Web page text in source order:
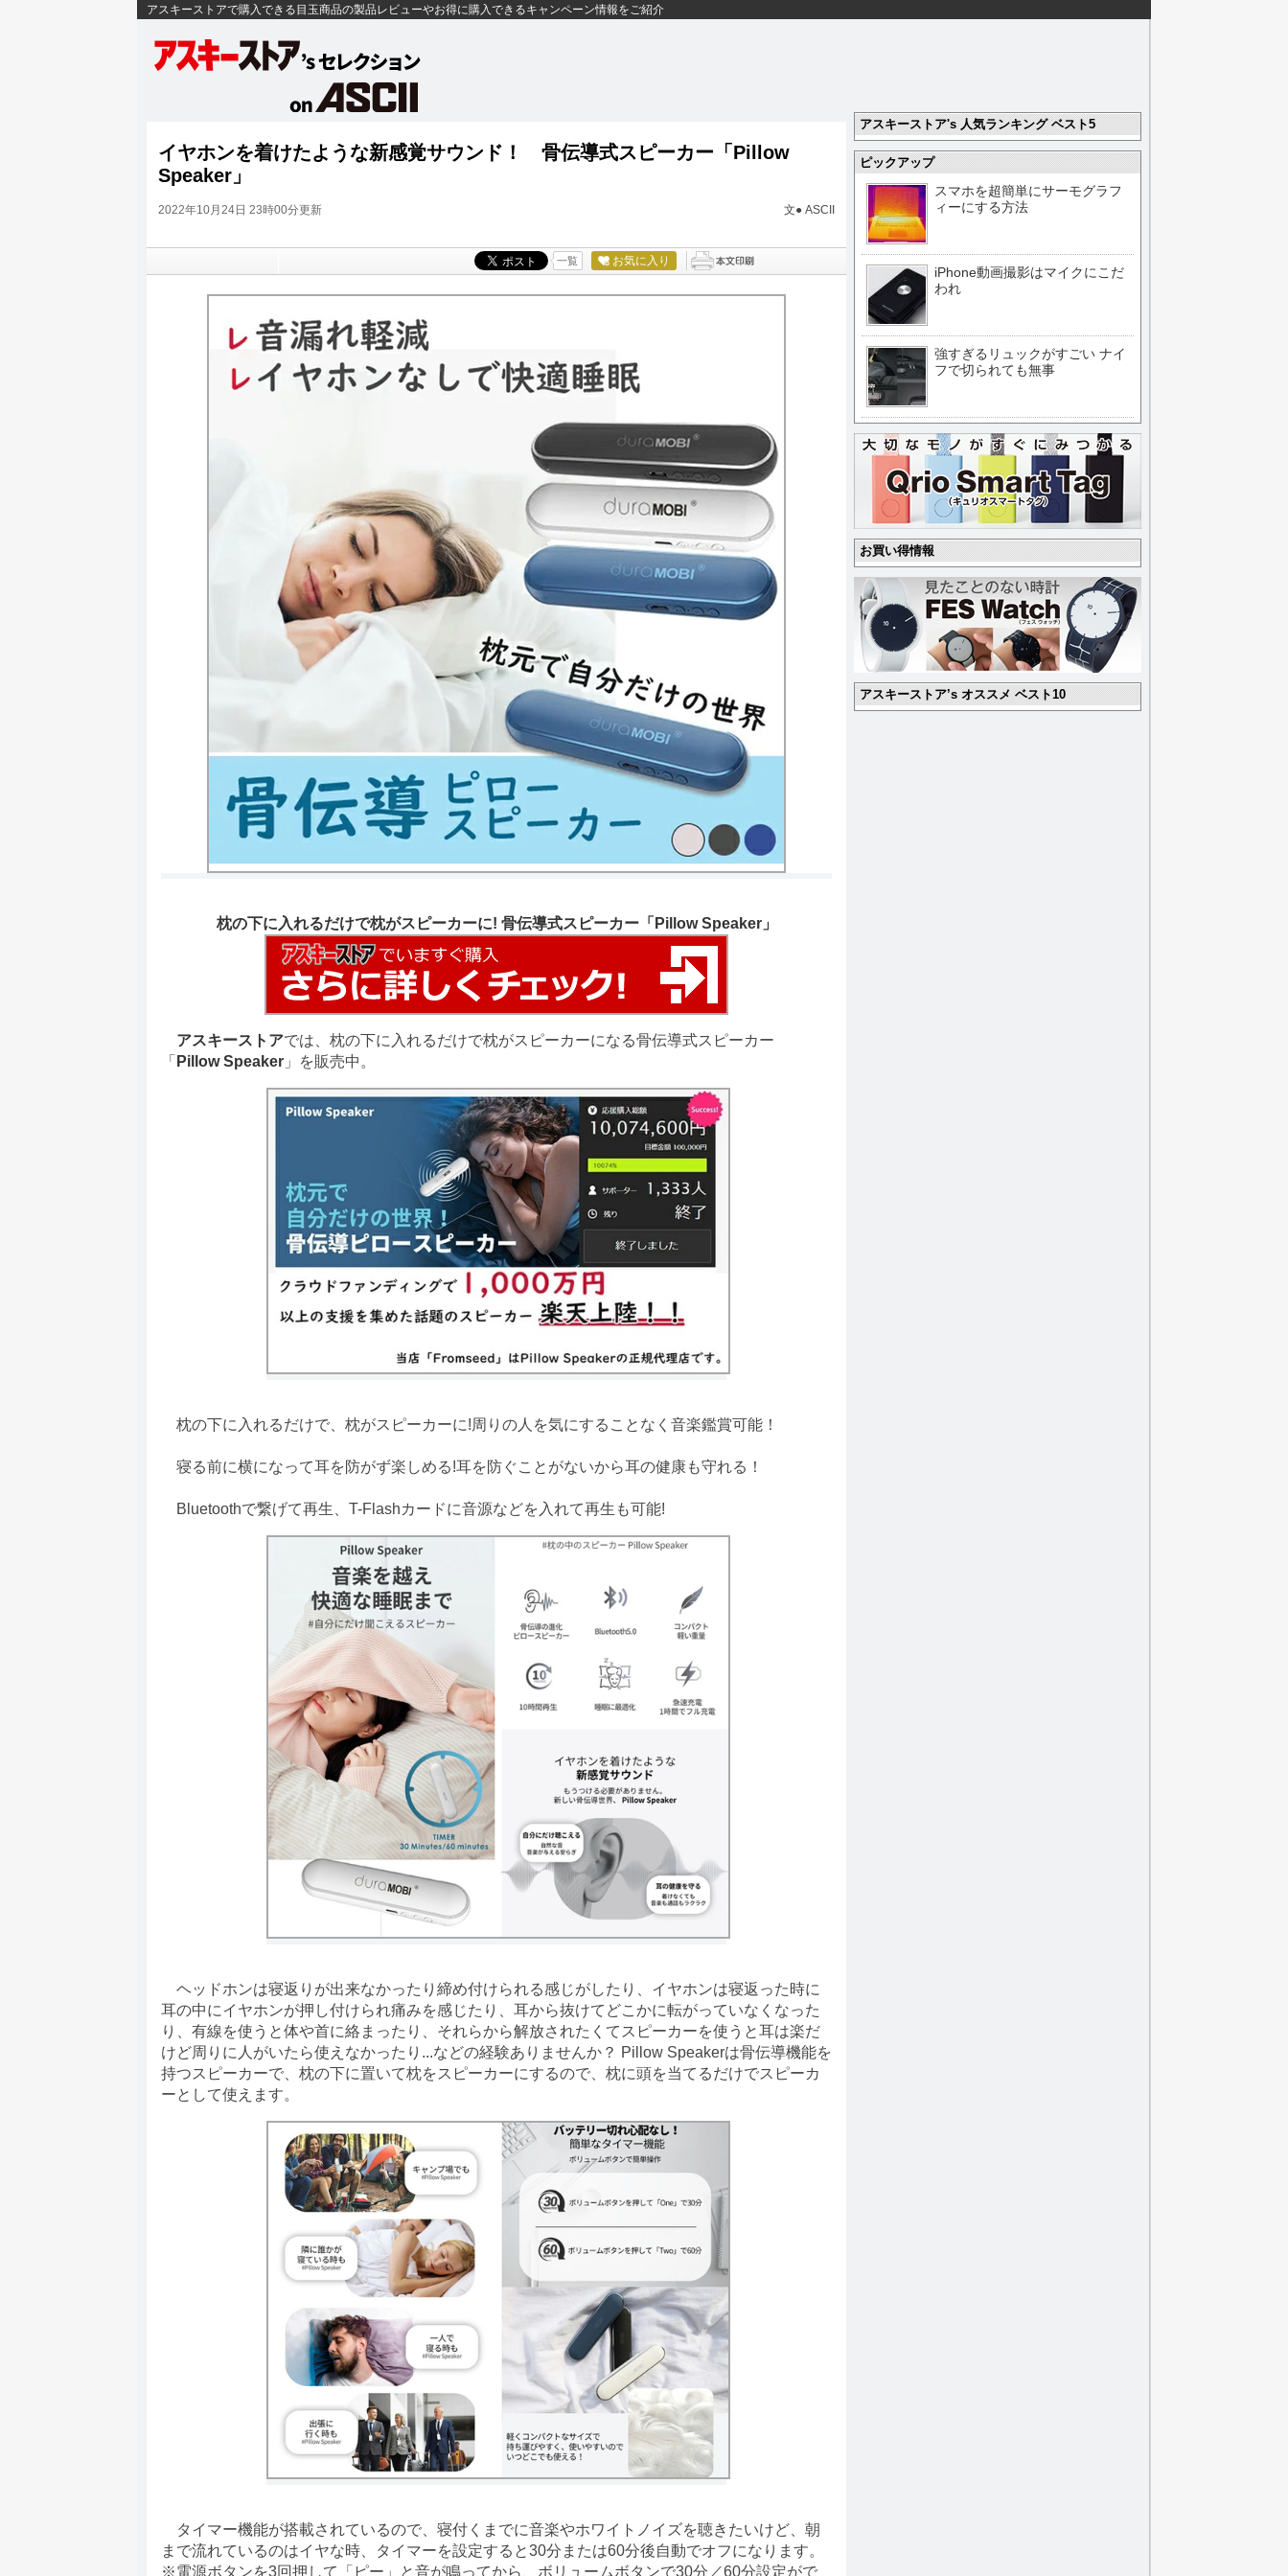
アスキーストアで購入できる目玉商品の製品レビューやお得に購入できるキャンペーン情報をご紹介
イヤホンを着けたような新感覚サウンド！ 骨伝導式スピーカー「Pillow
Speaker」
2022年10月24日 23時00分更新 文● ASCII
一覧 お気に入り
枕の下に入れるだけで枕がスピーカーに! 骨伝導式スピーカー「Pillow Speaker」
アスキーストアでは、枕の下に入れるだけで枕がスピーカーになる骨伝導式スピーカー
「 Pillow Speaker 」を販売中。
枕の下に入れるだけで、枕がスピーカーに!周りの人を気にすることなく音楽鑑賞可能！
寝る前に横になって耳を防がず楽しめる!耳を防ぐことがないから耳の健康も守れる！
Bluetoothで繋げて再生、T-Flashカードに音源などを入れて再生も可能!
ヘッドホンは寝返りが出来なかったり締め付けられる感じがしたり、イヤホンは寝返った時に
耳の中にイヤホンが押し付けられ痛みを感じたり、耳から抜けてどこかに転がっていなくなった
り、有線を使うと体や首に絡まったり、それらから解放されたくてスピーカーを使うと耳は楽だ
けど周りに人がいたら使えなかったり...などの経験ありませんか？ Pillow Speakerは骨伝導機能を
持つスピーカーで、枕の下に置いて枕をスピーカーにするので、枕に頭を当てるだけでスピーカ
ーとして使えます。
タイマー機能が搭載されているので、寝付くまでに音楽やホワイトノイズを聴きたいけど、朝
まで流れているのはイヤな時、タイマーを設定すると30分または60分後自動でオフになります。
※電源ボタンを3回押して「ピー」と音が鳴ってから、ボリュームボタンで30分／60分設定がで
アスキーストア's 人気ランキング ベスト5
ピックアップ
スマホを超簡単にサーモグラフ
ィーにする方法
iPhone動画撮影はマイクにこだ
われ
強すぎるリュックがすごい ナイ
フで切られても無事
お買い得情報
アスキーストア’s オススメ ベスト10